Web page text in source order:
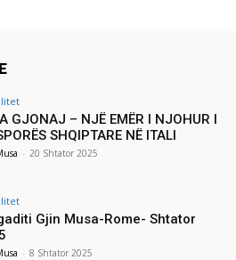
GJONAJ – NJË EMËR I NJOHUR I
SHQIPTARE NË ITALI
- 20 Shtator 2025
Gjin Musa-Rome- Shtator
- 8 Shtator 2025